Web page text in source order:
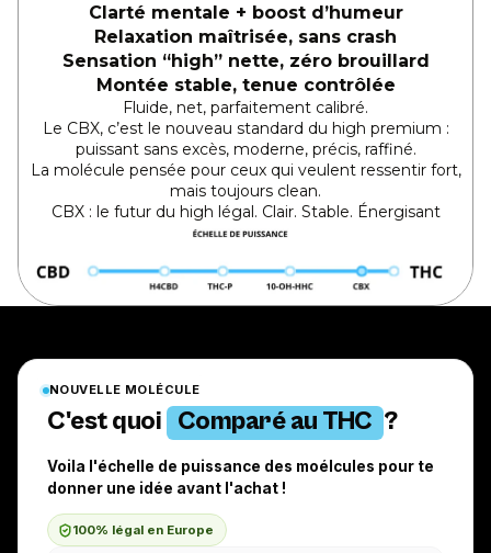
Clarté mentale + boost d’humeur
Relaxation maîtrisée, sans crash
Sensation “high” nette, zéro brouillard
Montée stable, tenue contrôlée
Fluide, net, parfaitement calibré.
Le CBX, c’est le nouveau standard du high premium :
puissant sans excès, moderne, précis, raffiné.
La molécule pensée pour ceux qui veulent ressentir fort,
mais toujours clean.
CBX : le futur du high légal. Clair. Stable. Énergisant
NOUVELLE MOLÉCULE
PUISSANCE - EFFET
C'est quoi Comparé au THC ?
Voila l'échelle de puissance des moélcules pour te
donner une idée avant l'achat !
100% légal en Europe